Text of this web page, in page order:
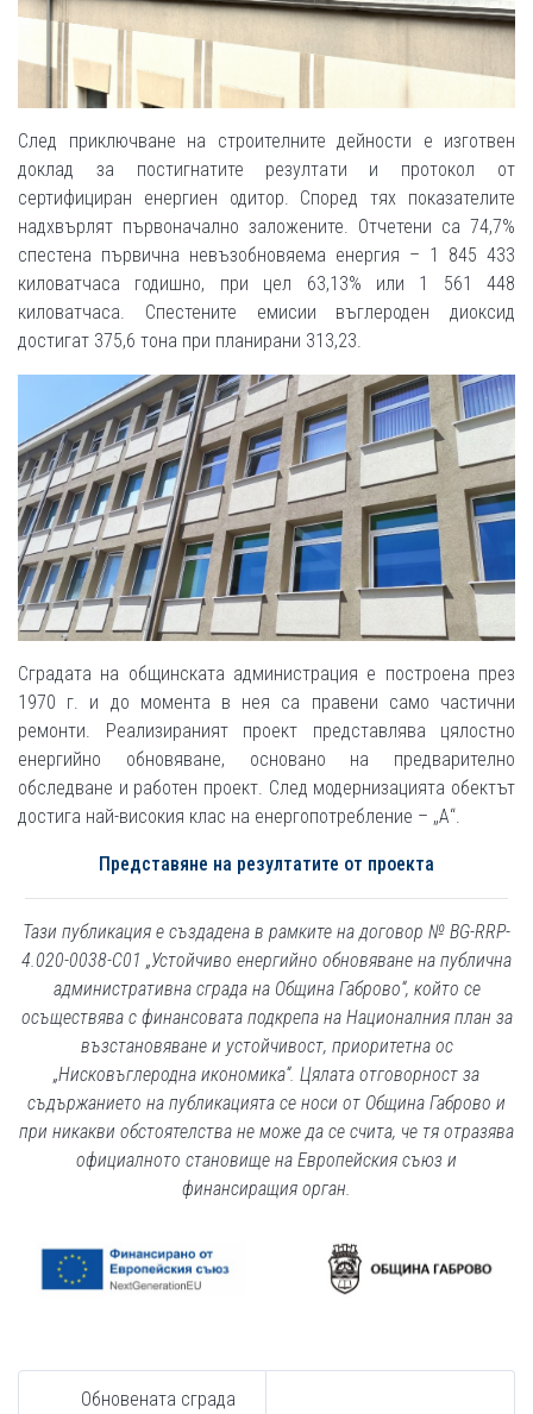
След приключване на строителните дейности е изготвен
доклад за постигнатите резултати и протокол от
сертифициран енергиен одитор. Според тях показателите
надхвърлят първоначално заложените. Отчетени са 74,7%
спестена първична невъзобновяема енергия – 1 845 433
киловатчаса годишно, при цел 63,13% или 1 561 448
киловатчаса. Спестените емисии въглероден диоксид
достигат 375,6 тона при планирани 313,23.
Сградата на общинската администрация е построена през
1970 г. и до момента в нея са правени само частични
ремонти. Реализираният проект представлява цялостно
енергийно обновяване, основано на предварително
обследване и работен проект. След модернизацията обектът
достига най-високия клас на енергопотребление – „А“.
Представяне на резултатите от проекта
Тази публикация е създадена в рамките на договор № BG-RRP-
4.020-0038-С01 „Устойчиво енергийно обновяване на публична
административна сграда на Община Габрово“, който се
осъществява с финансовата подкрепа на Националния план за
възстановяване и устойчивост, приоритетна ос
„Нисковъглеродна икономика“. Цялата отговорност за
съдържанието на публикацията се носи от Община Габрово и
при никакви обстоятелства не може да се счита, че тя отразява
официалното становище на Европейския съюз и
финансиращия орган.
Обновената сграда